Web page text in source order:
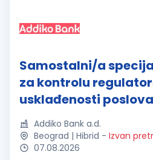
Samostalni/a
za kontrolu
usklađenosti
Addiko Bank a.d.
Beograd | Hibrid - Izvan
07.08.2026